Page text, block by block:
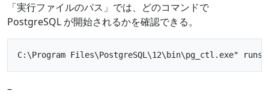
「実行ファイルのパス」では、どのコマンドで
PostgreSQL が開始されるかを確認できる。
–